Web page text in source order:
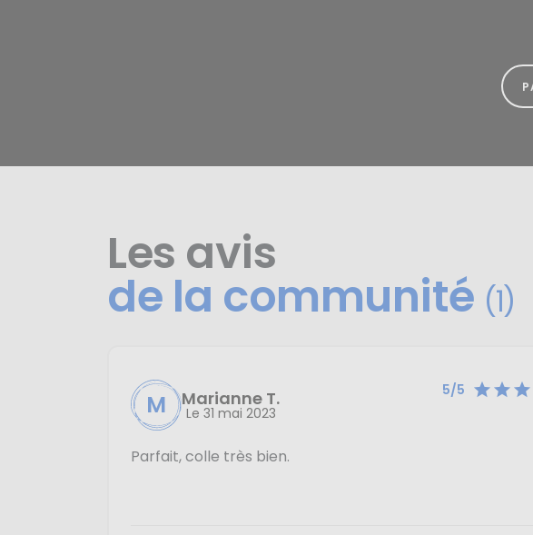
Les avis
de la communité (1)
M Marianne T.
Le 31 mai 2023
5/5 
Parfait, colle très bien.